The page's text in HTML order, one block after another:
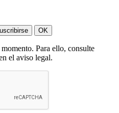
OK
Para ello, consulte
el aviso legal.